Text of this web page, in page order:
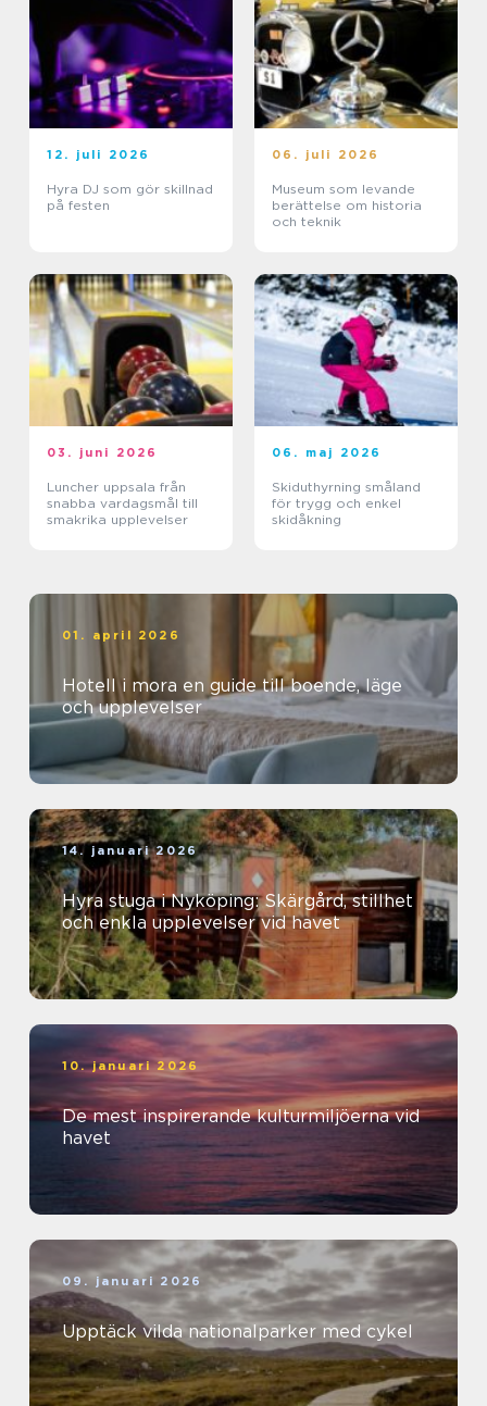
12. juli 2026
Hyra DJ som gör skillnad
på festen
06. juli 2026
Museum som levande
berättelse om historia
och teknik
03. juni 2026
Luncher uppsala från
snabba vardagsmål till
smakrika upplevelser
06. maj 2026
Skiduthyrning småland
för trygg och enkel
skidåkning
01. april 2026
Hotell i mora en guide till boende, läge
och upplevelser
14. januari 2026
Hyra stuga i Nyköping: Skärgård, stillhet
och enkla upplevelser vid havet
10. januari 2026
De mest inspirerande kulturmiljöerna vid
havet
09. januari 2026
Upptäck vilda nationalparker med cykel